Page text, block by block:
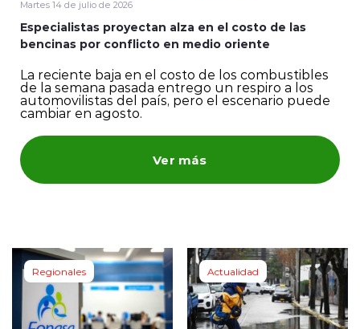
ENTREVISTAS
Martes 14 de julio de 2026
Especialistas proyectan alza en el costo de las
bencinas por conflicto en medio oriente
La reciente baja en el costo de los combustibles
de la semana pasada entrego un respiro a los
automovilistas del país, pero el escenario puede
cambiar en agosto.
Ver más
Regionales Actualidad